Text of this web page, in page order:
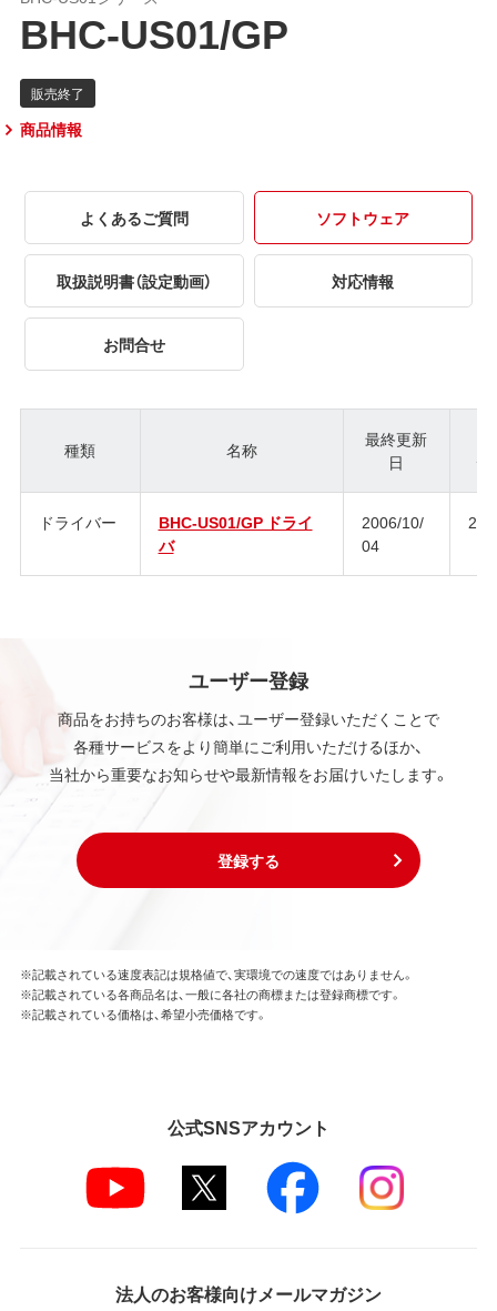
BHC-US01/GP
商品情報
よくあるご質問 ソフトウェア
取扱説明書（設定動画） 対応情報
お問合せ
種類 名称
最終更新
日
ジ
ドライバー
BHC-US01/GP ドライ
バ
2006/10/
04
ユーザー登録
商品をお持ちのお客様は、ユーザー登録いただくことで
各種サービスをより簡単にご利用いただけるほか、
当社から重要なお知らせや最新情報をお届けいたします。
登録する
※記載されている速度表記は規格値で、実環境での速度ではありません。
※記載されている各商品名は、一般に各社の商標または登録商標です。
※記載されている価格は、希望小売価格です。
公式SNSアカウント
法人のお客様向けメールマガジン